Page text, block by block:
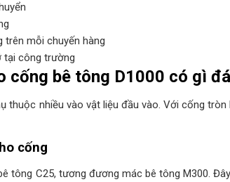
mỗi chuyến hàng
tại công trường
cống bê tông D1000 có gì
thuộc nhiều vào vật liệu đầu vào. Với cống
cống
tông C25, tương đương mác bê tông M300.